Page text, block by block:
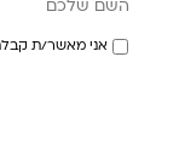
אני מאשר/ת